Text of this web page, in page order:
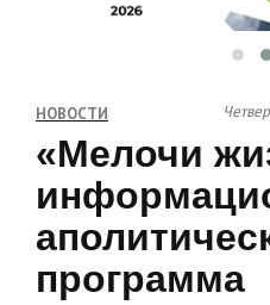
НОВОСТИ
«Мелочи
программа